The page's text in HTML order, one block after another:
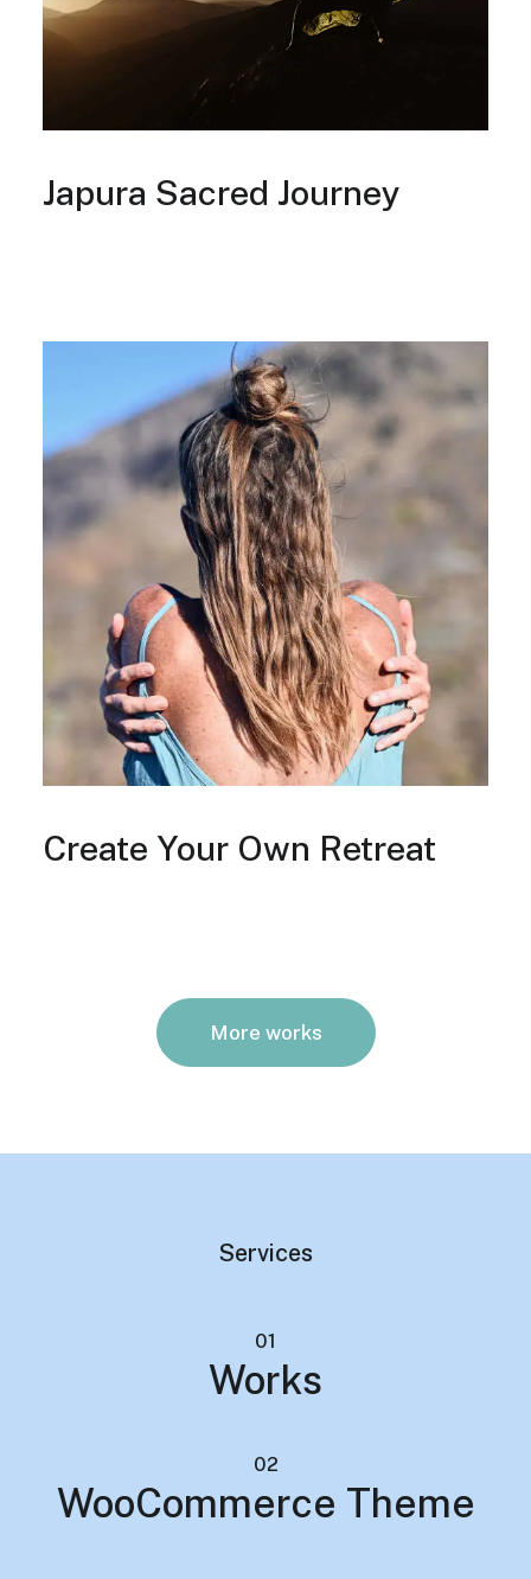
Japura Sacred Journey
Create Your Own Retreat
More works
Services
01
Works
02
WooCommerce Theme